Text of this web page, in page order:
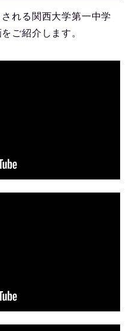
れる関西大学第一中学
ご紹介します。